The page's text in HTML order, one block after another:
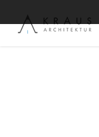
Inhalt